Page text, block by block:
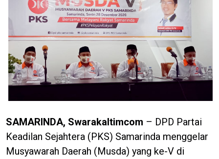
SAMARINDA, Swarakaltimcom – DPD Partai
Keadilan Sejahtera (PKS) Samarinda menggelar
Musyawarah Daerah (Musda) yang ke-V di